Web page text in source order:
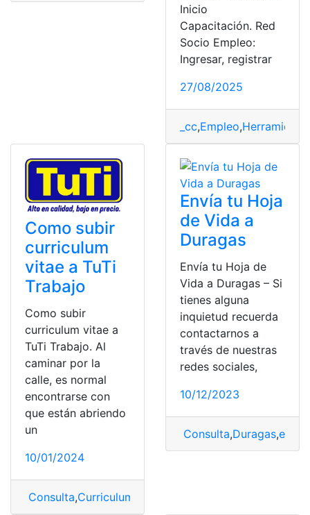
Inicio
Capacitación. Red
Socio Empleo:
Ingresar, registrar
27/08/2025
_cc,Empleo,
Como subir
curriculum
vitae a TuTi
Trabajo
Como subir
curriculum vitae a
TuTi Trabajo. Al
caminar por la
calle, es normal
encontrarse con
que están abriendo
un
10/01/2024
Consulta,Curriculum
Envía tu Hoja
de Vida a
Duragas
Envía tu Hoja de
Vida a Duragas – Si
tienes alguna
inquietud recuerda
contactarnos a
través de nuestras
redes sociales,
10/12/2023
Consulta,Duragas,enviar